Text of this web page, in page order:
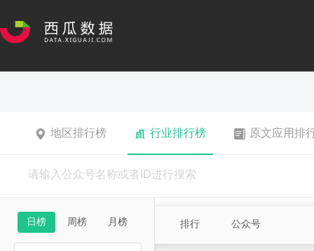
地区排行榜 行业排行榜 原文应用排
日榜 周榜 月榜 排行 公众号